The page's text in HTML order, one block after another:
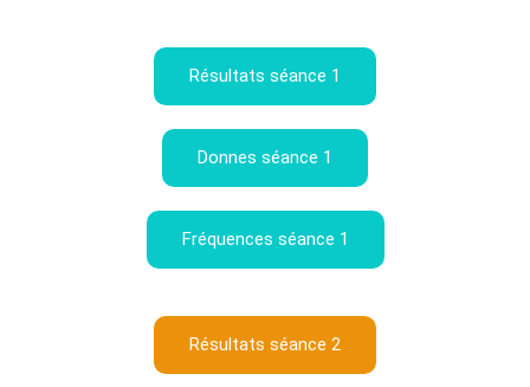
Résultats séance 1
Donnes séance 1
Fréquences séance 1
Résultats séance 2